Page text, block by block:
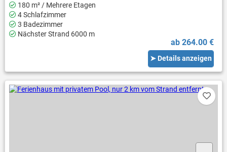
180 m² / Mehrere Etagen
4 Schlafzimmer
3 Badezimmer
Nächster Strand 6000 m
ab 264.00 €
➤ Details anzeigen